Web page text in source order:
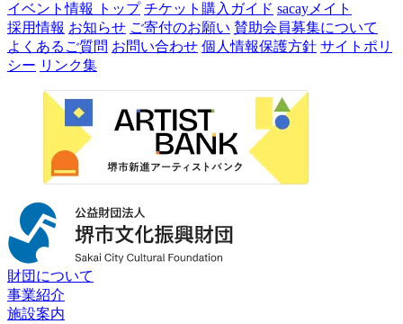
イベント情報 トップ チケット購入ガイド sacayメイト
採用情報 お知らせ ご寄付のお願い 賛助会員募集について
よくあるご質問 お問い合わせ 個人情報保護方針 サイトポリ
シー リンク集
財団について
事業紹介
施設案内